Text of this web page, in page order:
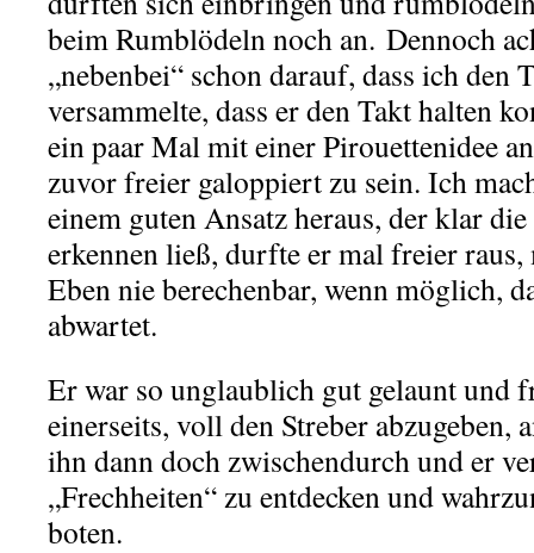
beim Rumblödeln noch an. Dennoch
„nebenbei“ schon darauf, dass ich den
versammelte, dass er den Takt halten
ein paar Mal mit einer Pirouettenidee
zuvor freier galoppiert zu sein. Ich
einem guten Ansatz heraus, der klar
erkennen ließ, durfte er mal freier raus,
Eben nie berechenbar, wenn möglich,
abwartet.
Er war so unglaublich gut gelaunt und
einerseits, voll den Streber abzugeben,
ihn dann doch zwischendurch und er
„Frechheiten“ zu entdecken und
boten.